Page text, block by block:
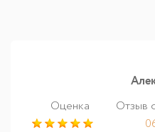
Оценка
Отзыв